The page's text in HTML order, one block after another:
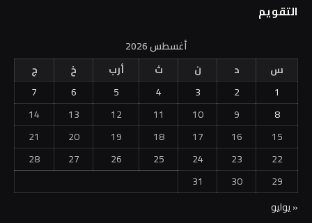
التقويم
أغسطس 2026
س
د ن ث أرب خ
ج
1
2
3
4
5
6
7
8
9
10
11
12
13
14
15
16
17
18
19
20
21
22
23
24
25
26
27
28
29
30
31
« يوليو